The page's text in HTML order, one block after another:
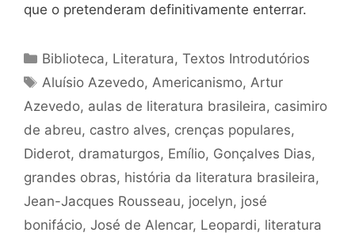
que o pretenderam definitivamente enterrar.
Categorias
Biblioteca, Literatura,Textos Introdutórios
Tags
Aluísio Azevedo, Americanismo, Artur
Azevedo, aulas de literatura brasileira, casimiro
de abreu, castro alves, crenças populares,
Diderot, dramaturgos, Emílio, Gonçalves Dias,
grandes obras, história da literatura brasileira,
Jean-Jacques Rousseau, jocelyn, josé
bonifácio, José de Alencar, Leopardi, literatura